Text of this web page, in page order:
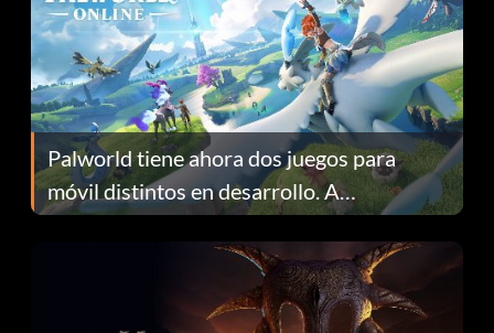
Palworld tiene ahora dos juegos para
móvil distintos en desarrollo. A
continuación te explicamos por qué.